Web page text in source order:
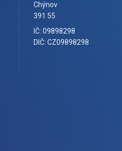
Chýnov
391 55
IČ: 09898298
DIČ: CZ09898298